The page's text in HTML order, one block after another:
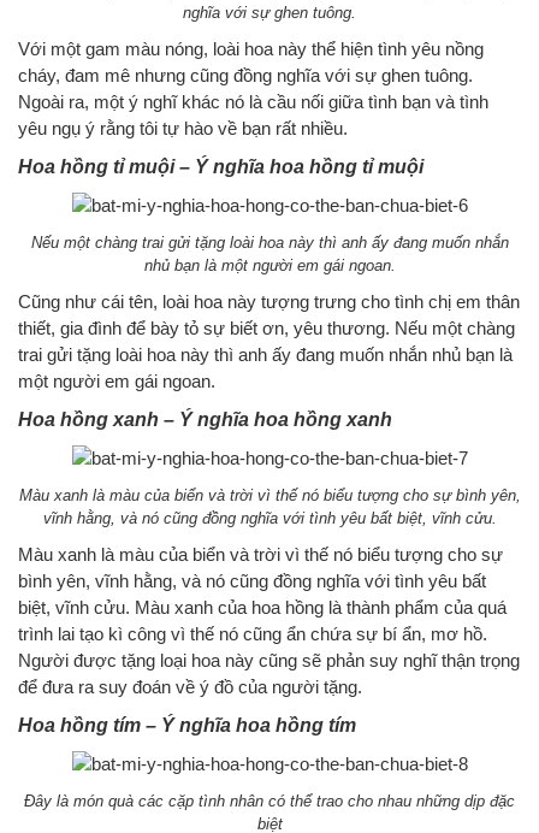
nghĩa với sự ghen tuông.
Với một gam màu nóng, loài hoa này thể hiện tình yêu nồng
cháy, đam mê nhưng cũng đồng nghĩa với sự ghen tuông.
Ngoài ra, một ý nghĩ khác nó là cầu nối giữa tình bạn và tình
yêu ngụ ý rằng tôi tự hào về bạn rất nhiều.
Hoa hồng tỉ muội – Ý nghĩa hoa hồng tỉ muội
Nếu một chàng trai gửi tặng loài hoa này thì anh ấy đang muốn nhắn
nhủ bạn là một người em gái ngoan.
Cũng như cái tên, loài hoa này tượng trưng cho tình chị em thân
thiết, gia đình để bày tỏ sự biết ơn, yêu thương. Nếu một chàng
trai gửi tặng loài hoa này thì anh ấy đang muốn nhắn nhủ bạn là
một người em gái ngoan.
Hoa hồng xanh – Ý nghĩa hoa hồng xanh
Màu xanh là màu của biển và trời vì thế nó biểu tượng cho sự bình yên,
vĩnh hằng, và nó cũng đồng nghĩa với tình yêu bất biệt, vĩnh cửu.
Màu xanh là màu của biển và trời vì thế nó biểu tượng cho sự
bình yên, vĩnh hằng, và nó cũng đồng nghĩa với tình yêu bất
biệt, vĩnh cửu. Màu xanh của hoa hồng là thành phẩm của quá
trình lai tạo kì công vì thế nó cũng ẩn chứa sự bí ẩn, mơ hồ.
Người được tặng loại hoa này cũng sẽ phản suy nghĩ thận trọng
để đưa ra suy đoán về ý đồ của người tặng.
Hoa hồng tím – Ý nghĩa hoa hồng tím
Đây là món quà các cặp tình nhân có thể trao cho nhau những dịp đặc
biệt